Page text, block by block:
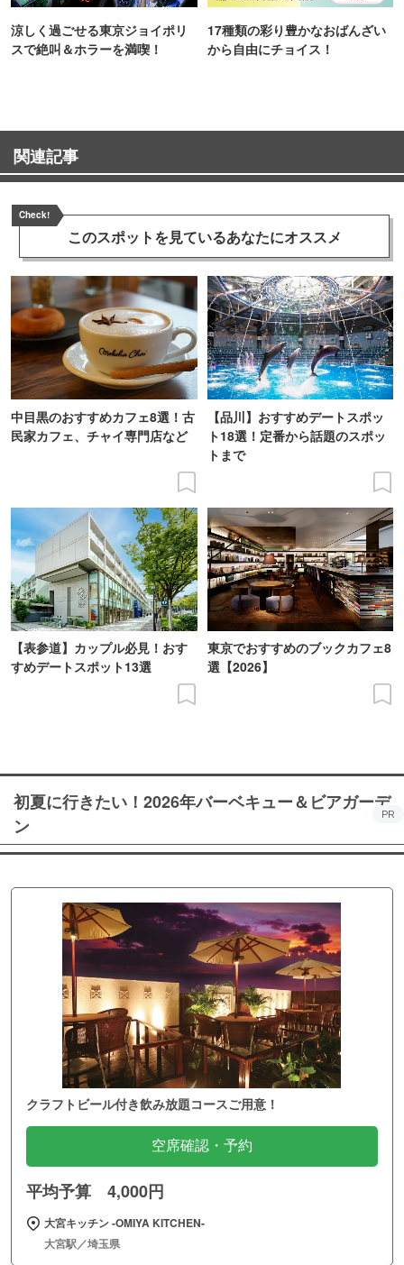
涼しく過ごせる東京ジョイポリ
スで絶叫＆ホラーを満喫！
17種類の彩り豊かなおばんざい
から自由にチョイス！
関連記事
Check!
このスポットを見ているあなたにオススメ
中目黒のおすすめカフェ8選！古
民家カフェ、チャイ専門店など
【品川】おすすめデートスポッ
ト18選！定番から話題のスポッ
トまで
【表参道】カップル必見！おす
すめデートスポット13選
東京でおすすめのブックカフェ8
選【2026】
初夏に行きたい！2026年バーベキュー＆ビアガーデ
ン
PR
クラフトビール付き飲み放題コースご用意！
空席確認・予約
平均予算 4,000円
大宮キッチン ‐OMIYA KITCHEN‐
大宮駅／埼玉県